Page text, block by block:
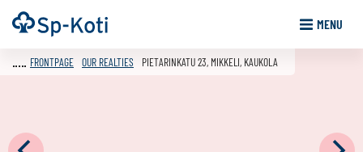
Go
to
Frontpage MENU
FRONTPAGE OUR REALTIES PIETARINKATU 23, MIKKELI, KAUKOLA